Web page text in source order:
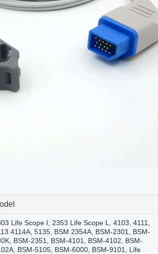
Life Scope I, 2353 Life Scope L, 4103, 4111,
4114A, 5135, BSM 2354A, BSM-2301, BSM-
BSM-2351, BSM-4101, BSM-4102, BSM-
BSM-5105, BSM-6000, BSM-9101, Life